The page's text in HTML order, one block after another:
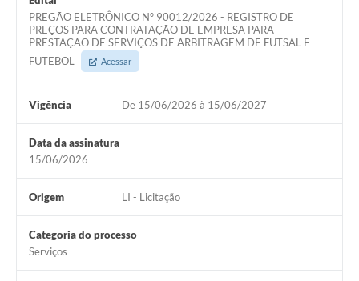
PREGÃO ELETRÔNICO Nº 90012/2026 - REGISTRO DE
PREÇOS PARA CONTRATAÇÃO DE EMPRESA PARA
PRESTAÇÃO DE SERVIÇOS DE ARBITRAGEM DE FUTSAL E
FUTEBOL
Acessar
Vigência De 15/06/2026 à 15/06/2027
Data da assinatura
15/06/2026
Origem LI - Licitação
Categoria do processo
Serviços